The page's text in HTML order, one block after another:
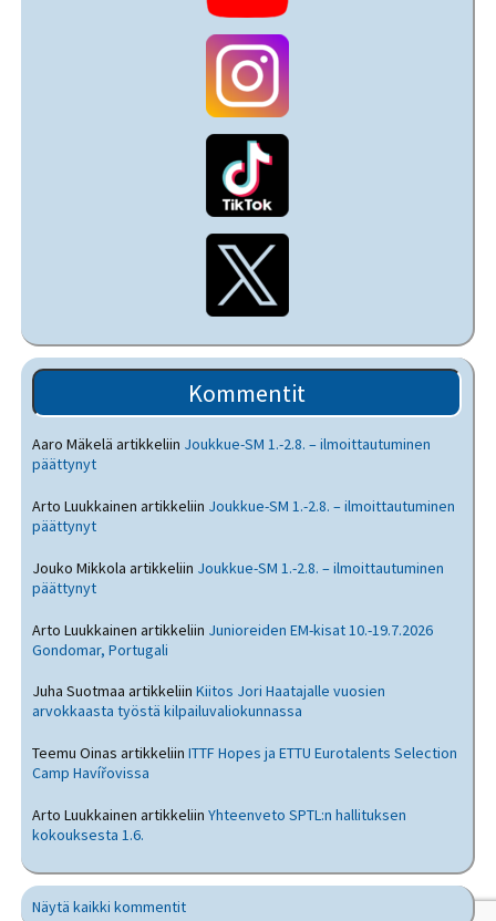
Kommentit
Aaro Mäkelä artikkeliin Joukkue-SM 1.-2.8. – ilmoittautuminen
päättynyt
Arto Luukkainen artikkeliin Joukkue-SM 1.-2.8. – ilmoittautuminen
päättynyt
Jouko Mikkola artikkeliin Joukkue-SM 1.-2.8. – ilmoittautuminen
päättynyt
Arto Luukkainen artikkeliin Junioreiden EM-kisat 10.-19.7.2026
Gondomar, Portugali
Juha Suotmaa artikkeliinKiitos Jori Haatajalle vuosien
arvokkaasta työstä kilpailuvaliokunnassa
Teemu Oinas artikkeliinITTF Hopes ja ETTU Eurotalents Selection
Camp Havířovissa
Arto Luukkainen artikkeliinYhteenveto SPTL:n hallituksen
kokouksesta 1.6.
Näytä kaikki kommentit